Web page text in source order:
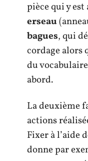
pièce qui y
erseau
bagues, qui
cordage alors
du
abord.
La deuxième
actions
Fixer à l’aide
donne par